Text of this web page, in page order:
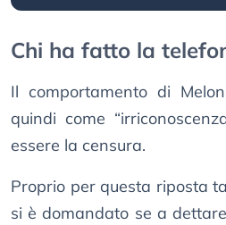
Chi ha fatto la
Il comportamento di
quindi come
essere la censura.
Proprio per questa riposta
si è domandato se a